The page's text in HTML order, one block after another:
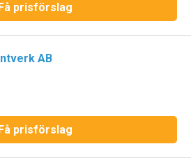
prisförslag
AB
prisförslag